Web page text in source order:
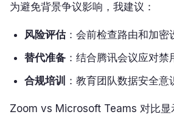
为避免背景争议影响，我建议：
风险评估：会前检查路由和加密
替代准备 ：结合腾讯会议应对禁
合规培训 ：教育团队数据安全意
Zoom vs Microsoft Teams 对比显